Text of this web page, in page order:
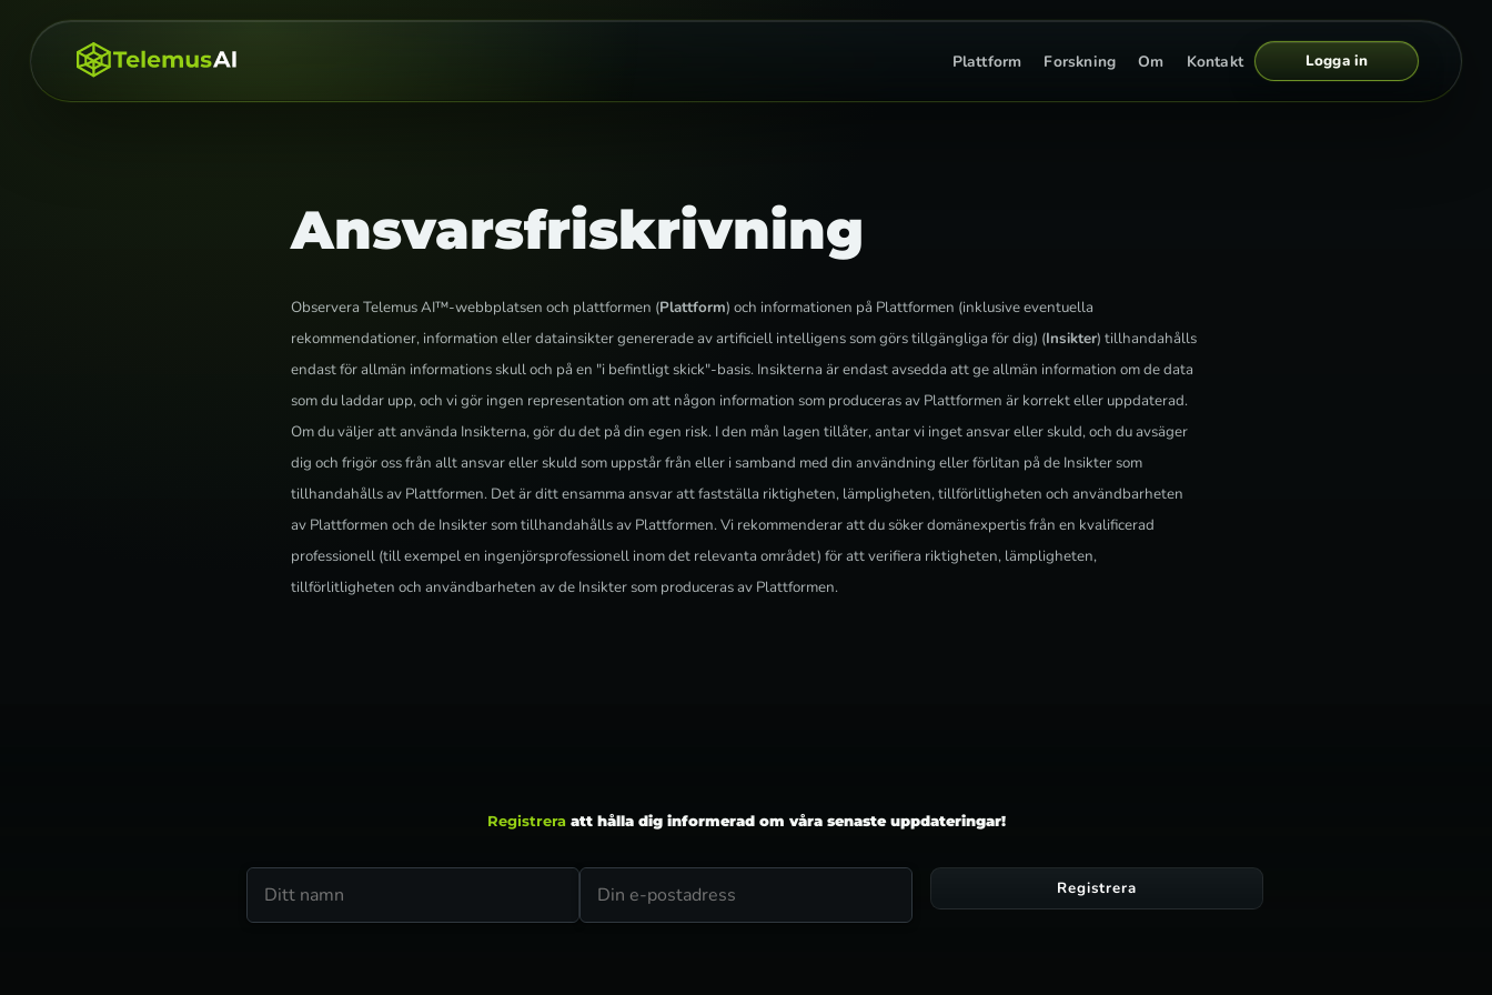
Plattform Forskning Om Kontakt Logga in
Ansvarsfriskrivning
Observera Telemus AI™-webbplatsen och plattformen (Plattform) och informationen på Plattformen (inklusive eventuella
rekommendationer, information eller datainsikter genererade av artificiell intelligens som görs tillgängliga för dig) (Insikter) tillhandahålls
endast för allmän informations skull och på en "i befintligt skick"-basis. Insikterna är endast avsedda att ge allmän information om de data
som du laddar upp, och vi gör ingen representation om att någon information som produceras av Plattformen är korrekt eller uppdaterad.
Om du väljer att använda Insikterna, gör du det på din egen risk. I den mån lagen tillåter, antar vi inget ansvar eller skuld, och du avsäger
dig och frigör oss från allt ansvar eller skuld som uppstår från eller i samband med din användning eller förlitan på de Insikter som
tillhandahålls av Plattformen. Det är ditt ensamma ansvar att fastställa riktigheten, lämpligheten, tillförlitligheten och användbarheten
av Plattformen och de Insikter som tillhandahålls av Plattformen. Vi rekommenderar att du söker domänexpertis från en kvalificerad
professionell (till exempel en ingenjörsprofessionell inom det relevanta området) för att verifiera riktigheten, lämpligheten,
tillförlitligheten och användbarheten av de Insikter som produceras av Plattformen.
Registrera att hålla dig informerad om våra senaste uppdateringar!
Registrera